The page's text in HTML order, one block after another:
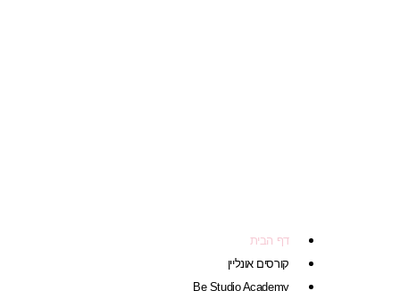
דף הבית
קורסים אונליין
Be Studio Academy